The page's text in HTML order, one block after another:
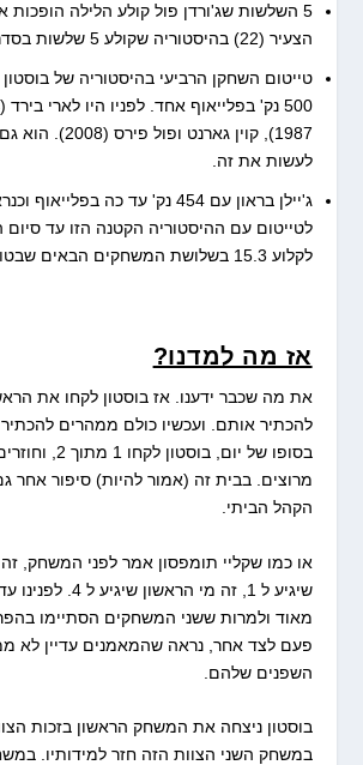
5 השלשות שג'ורדן פול קולע הלילה הופכות
הצעיר (22) בהיסטוריה שקולע 5 שלשות בסדרת גמר נ.ב.א.
טייטום השחקן הרביעי בהיסטוריה של
1987), קוין גארנט
לעשות את זה.
ג'יילן בראון עם 454 נק' עד כה
לטייטום עם ההיסטוריה הקטנה הזו עד
לקלוע 15.3 בשלושת המשחקים הבאים שבטוח ישוחקו).
אז מה למדנו?
את מה שכבר ידענו. אז בוסטון לקחו את
להכתיר אותם. ועכשיו כולם ממהרים להכתיר
בסופו של יום, בוסטון
מרוצים. בבית זה (אמור להיות) סיפור אחר
הקהל הביתי.
או כמו שקליי תומפסון אמר לפני המשחק,
שיגיע ל 1, זה מי
מאוד ולמרות ששני המשחקים הסתיימו
פעם לצד אחר, נראה שהמאמנים עדיין לא
השפנים שלהם.
בוסטון ניצחה את המשחק הראשון בזכות
במשחק השני הצוות הזה חזר למידותיו.